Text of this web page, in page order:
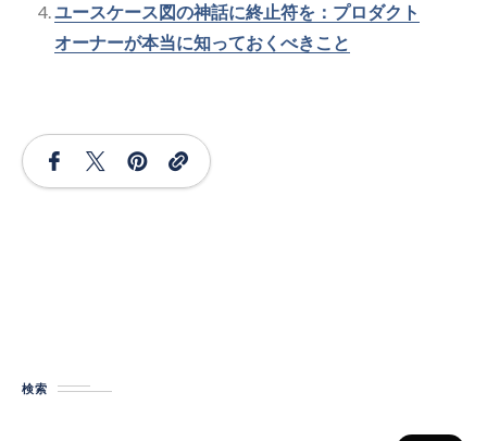
ユースケース図の神話に終止符を：プロダクト
オーナーが本当に知っておくべきこと
検索